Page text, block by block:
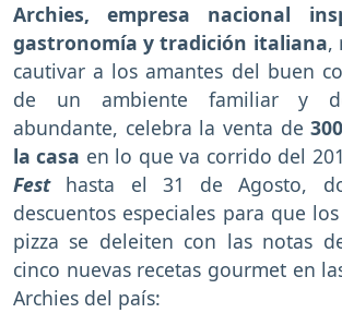
Archies, empresa nacional
gastronomía y tradición italiana,
cautivar a los amantes del buen
de un ambiente familiar y
abundante, celebra la venta de
la casa en lo que va corrido del
Fest hasta el 31 de Agosto,
descuentos especiales para que
pizza se deleiten con las notas
cinco nuevas recetas gourmet en
Archies del país: